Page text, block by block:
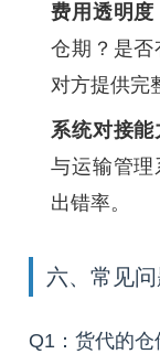
费用透明度
仓期？是
对方提供完
系统对接能
与运输管理
出错率。
六、常见
Q1：货代的仓